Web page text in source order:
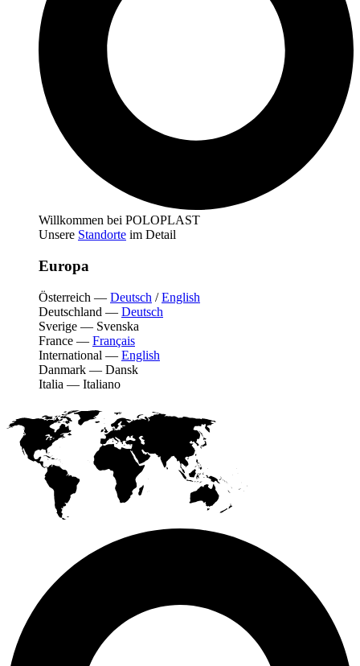
Willkommen bei POLOPLAST
Unsere Standorte im Detail
Europa
Österreich — Deutsch /English
Deutschland — Deutsch
Sverige — Svenska
France — Français
International — English
Danmark — Dansk
Italia — Italiano